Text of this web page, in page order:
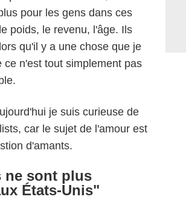
pour les gens dans ces
poids, le revenu, l'âge. Ils
qu'il y a une chose que je
n'est tout simplement pas
je suis curieuse de
car le sujet de l'amour est
d'amants.
ne sont plus
États-Unis"